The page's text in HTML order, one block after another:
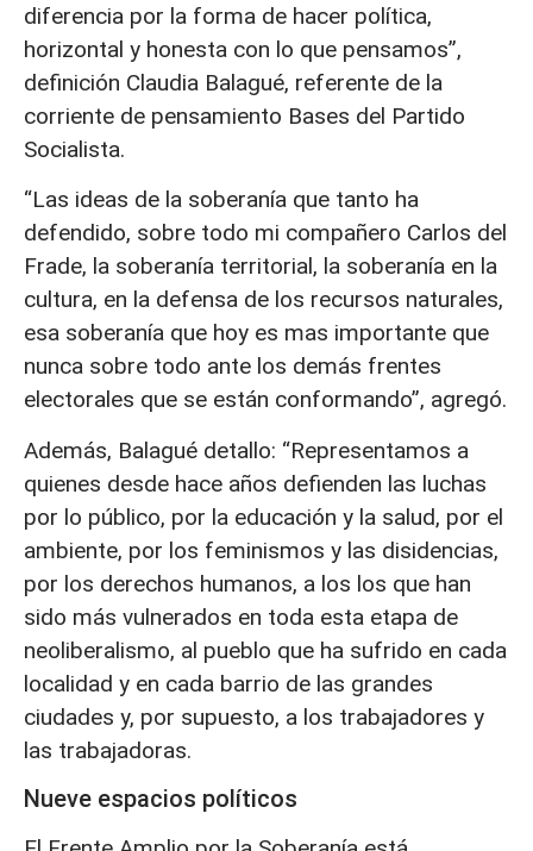
diferencia por la forma de hacer política,
horizontal y honesta con lo que pensamos”,
definición Claudia Balagué, referente de la
corriente de pensamiento Bases del Partido
Socialista.
“Las ideas de la soberanía que tanto ha
defendido, sobre todo mi compañero Carlos del
Frade, la soberanía territorial, la soberanía en la
cultura, en la defensa de los recursos naturales,
esa soberanía que hoy es mas importante que
nunca sobre todo ante los demás frentes
electorales que se están conformando”, agregó.
Además, Balagué detallo: “Representamos a
quienes desde hace años defienden las luchas
por lo público, por la educación y la salud, por el
ambiente, por los feminismos y las disidencias,
por los derechos humanos, a los los que han
sido más vulnerados en toda esta etapa de
neoliberalismo, al pueblo que ha sufrido en cada
localidad y en cada barrio de las grandes
ciudades y, por supuesto, a los trabajadores y
las trabajadoras.
Nueve espacios políticos